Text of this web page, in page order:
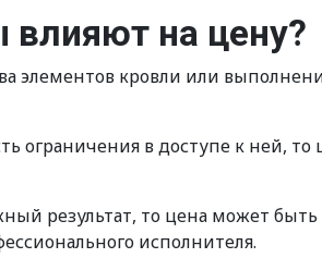
на цену?
элементов кровли или
ограничения в доступе к ней,
результат, то цена может
исполнителя.